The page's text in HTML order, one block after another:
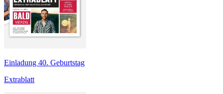
Einladung 40. Geburtstag
Extrablatt